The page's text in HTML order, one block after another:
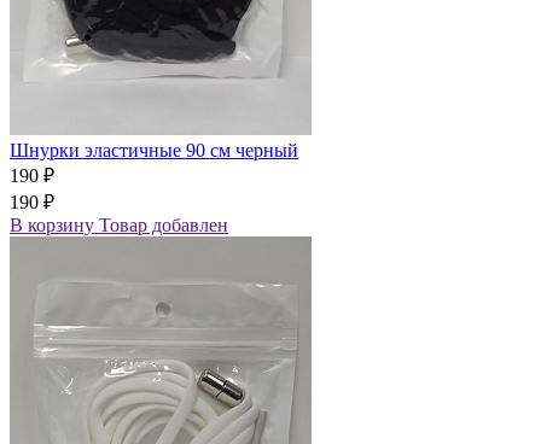
Шнурки эластичные 90 см черный
190 ₽
190 ₽
В корзину Товар добавлен